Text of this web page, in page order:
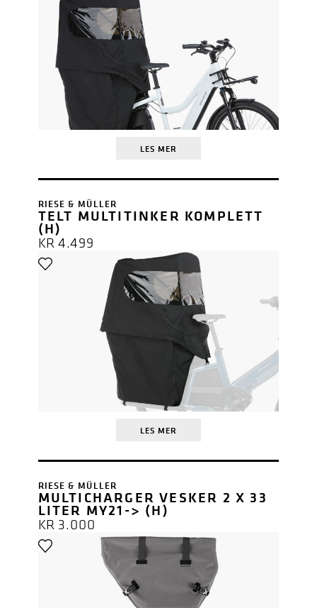
LES MER
RIESE & MÜLLER
TELT MULTITINKER KOMPLETT
(H)
KR 4.499
LES MER
RIESE & MÜLLER
MULTICHARGER VESKER 2 X 33
LITER MY21-> (H)
KR3.000